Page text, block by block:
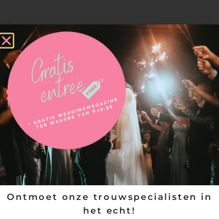
Neem contact op met
Mimmie Sieraden & Trouwringen
Ontmoet onze trouwspecialisten in
het echt!